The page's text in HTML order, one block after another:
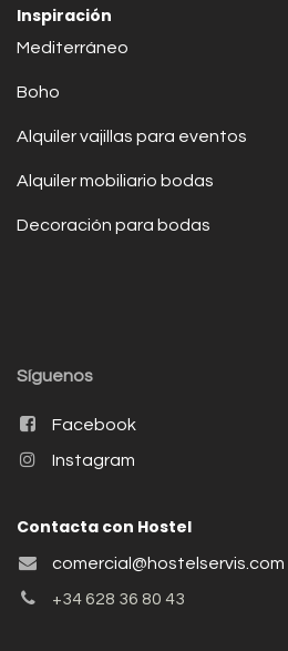
Inspiración
Mediterráneo
Boho
Alquiler vajillas para eventos
Alquiler mobiliario bodas
Decoración para bodas
Síguenos
Facebook
Instagram
Contacta con Hostel
comercial@hostelservis.com
+34 628 36 80 43